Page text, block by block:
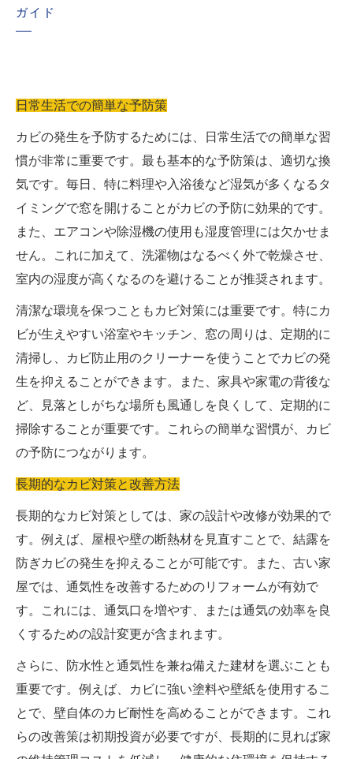
ガイド
日常生活での簡単な予防策
カビの発生を予防するためには、日常生活での簡単な習
慣が非常に重要です。最も基本的な予防策は、適切な換
気です。毎日、特に料理や入浴後など湿気が多くなるタ
イミングで窓を開けることがカビの予防に効果的です。
また、エアコンや除湿機の使用も湿度管理には欠かせま
せん。これに加えて、洗濯物はなるべく外で乾燥させ、
室内の湿度が高くなるのを避けることが推奨されます。
清潔な環境を保つこともカビ対策には重要です。特にカ
ビが生えやすい浴室やキッチン、窓の周りは、定期的に
清掃し、カビ防止用のクリーナーを使うことでカビの発
生を抑えることができます。また、家具や家電の背後な
ど、見落としがちな場所も風通しを良くして、定期的に
掃除することが重要です。これらの簡単な習慣が、カビ
の予防につながります。
長期的なカビ対策と改善方法
長期的なカビ対策としては、家の設計や改修が効果的で
す。例えば、屋根や壁の断熱材を見直すことで、結露を
防ぎカビの発生を抑えることが可能です。また、古い家
屋では、通気性を改善するためのリフォームが有効で
す。これには、通気口を増やす、または通気の効率を良
くするための設計変更が含まれます。
さらに、防水性と通気性を兼ね備えた建材を選ぶことも
重要です。例えば、カビに強い塗料や壁紙を使用するこ
とで、壁自体のカビ耐性を高めることができます。これ
らの改善策は初期投資が必要ですが、長期的に見れば家